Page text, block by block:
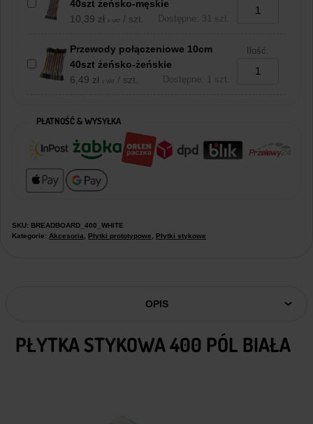
40szt żeńsko-męskie
10,39 zł z VAT / szt. Dostępne: 31 szt.
Przewody połączeniowe 10cm
40szt żeńsko-żeńskie
6,49 zł z VAT / szt. Dostępne: 1 szt.
Ilość:
PŁATNOŚĆ & WYSYŁKA
SKU: BREADBOARD_400_WHITE
Kategorie: Akcesoria Płytki prototypowe Płytki stykowe
OPIS
PŁYTKA STYKOWA 400 PÓL BIAŁA